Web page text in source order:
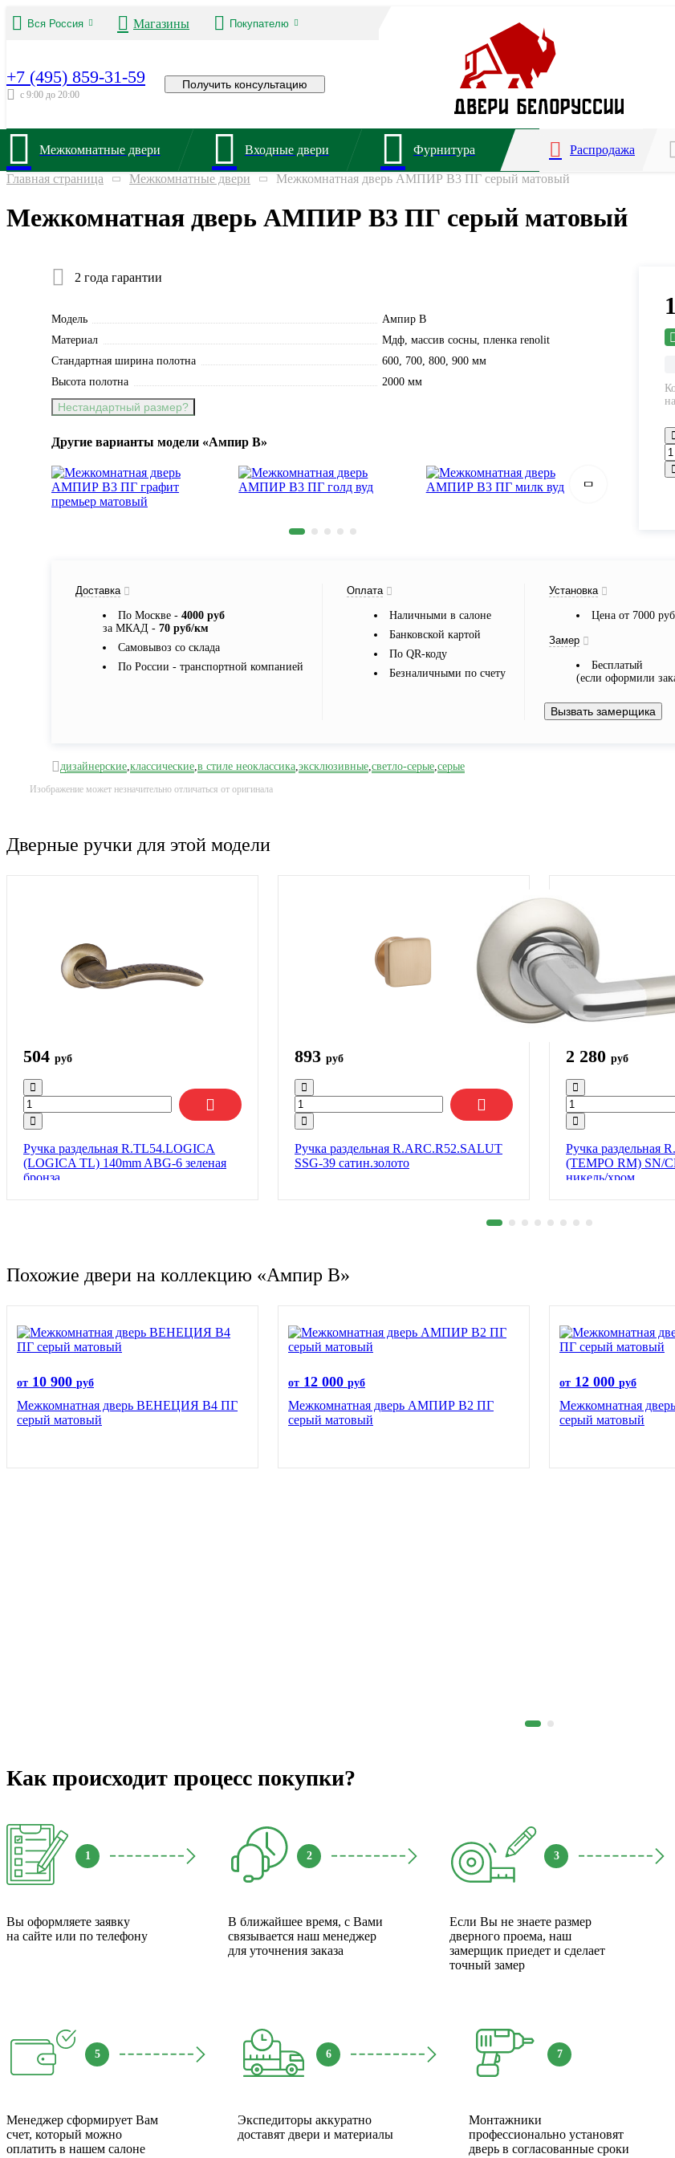
Вся Россия Магазины Покупателю
+7 (495) 859-31-59
с 9:00 до 20:00
Получить консультацию
Межкомнатные двери Входные двери Фурнитура Распродажа
Главная страница Межкомнатные двери Межкомнатная дверь АМПИР В3 ПГ серый матовый
Межкомнатная дверь АМПИР В3 ПГ серый матовый
2 года гарантии
Модель
Ампир B
Материал
Мдф, массив сосны, пленка renolit
Стандартная ширина полотна
600, 700, 800, 900 мм
Высота полотна
2000 мм
Нестандартный размер?
Другие варианты модели «Ампир B»
Доставка
По Москве - 4000 руб
за МКАД - 70 руб/км
Самовывоз со склада
По России - транспортной компанией
Оплата
Наличными в салоне
Банковской картой
По QR-коду
Безналичными по счету
Установка
Цена от 7000
Замер
Бесплатый
(если оформили
Вызвать замерщика
дизайнерские,классические,в стиле неоклассика,эксклюзивные,светло-серые,серые
Изображение может незначительно отличаться от оригинала
Дверные ручки для этой модели
504 руб
Ручка раздельная R.TL54.LOGICA
(LOGICA TL) 140mm ABG-6 зеленая
бронза
893 руб
Ручка раздельная R.ARC.R52.SALUT
SSG-39 сатин.золото
2 280 руб
Ручка раздельная
(TEMPO RM) SN/
никель/хром
Похожие двери на коллекцию «Ампир B»
от 10 900 руб
Межкомнатная дверь ВЕНЕЦИЯ B4 ПГ
серый матовый
от 12 000 руб
Межкомнатная дверь АМПИР В2 ПГ
серый матовый
от 12 000 руб
Межкомнатная
серый матовый
Как происходит процесс покупки?
1
Вы оформляете заявку
на сайте или по телефону
2
В ближайшее время, с Вами
связывается наш менеджер
для уточнения заказа
3
Если Вы не знаете размер
дверного проема, наш
замерщик приедет и сделает
точный замер
5
Менеджер сформирует Вам
счет, который можно
оплатить в нашем салоне
6
Экспедиторы аккуратно
доставят двери и материалы
7
Монтажники
профессионально установят
дверь в согласованные сроки